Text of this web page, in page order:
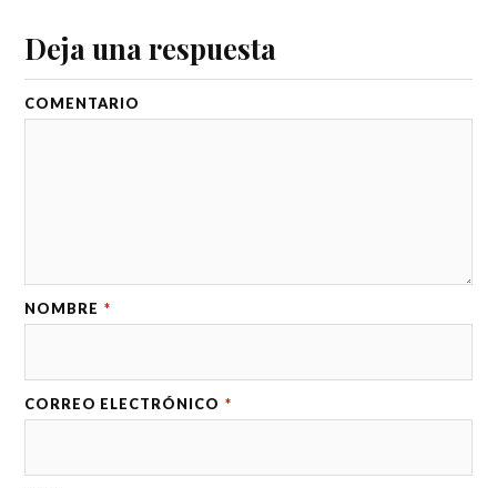
Deja una respuesta
COMENTARIO
NOMBRE *
CORREO ELECTRÓNICO *